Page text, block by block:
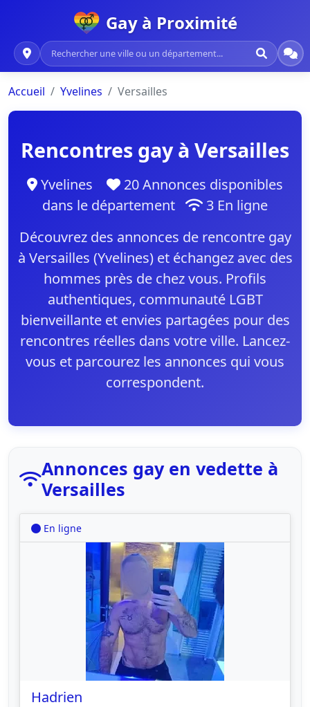
Gay à Proximité
Accueil Yvelines Versailles
Rencontres gay à Versailles
Yvelines
20 Annonces disponibles
dans le département
3 En ligne
Découvrez des annonces de rencontre gay
à Versailles (Yvelines) et échangez avec des
hommes près de chez vous. Profils
authentiques, communauté LGBT
bienveillante et envies partagées pour des
rencontres réelles dans votre ville. Lancez-
vous et parcourez les annonces qui vous
correspondent.
Annonces gay en vedette à
Versailles
En ligne
Hadrien